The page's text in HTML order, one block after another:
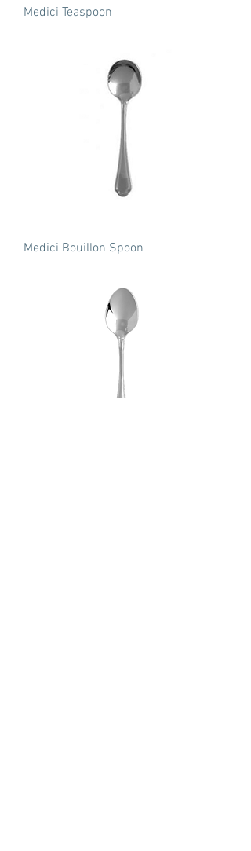
Medici Teaspoon
Medici Bouillon Spoon